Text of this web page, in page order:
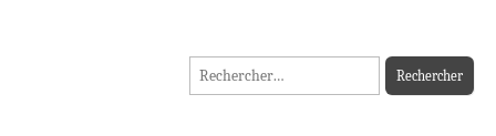
MADININ'ART
Rechercher :